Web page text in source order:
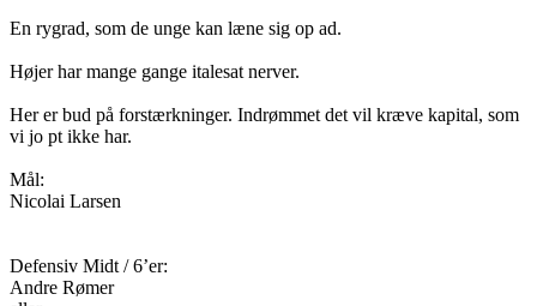
En rygrad, som de unge kan læne sig op ad.
Højer har mange gange italesat nerver.
Her er bud på forstærkninger. Indrømmet det vil kræve kapital, som
vi jo pt ikke har.
Mål:
Nicolai Larsen
Defensiv Midt / 6’er:
Andre Rømer